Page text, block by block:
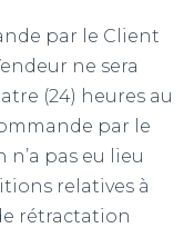
par le Client
ne sera
(24) heures au
par le
pas eu lieu
relatives à
rétractation